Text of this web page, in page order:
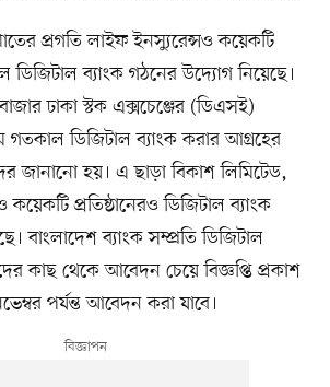
প্রগতি লাইফ ইনস্যুরেন্সও কয়েকটি
ডিজিটাল ব্যাংক গঠনের উদ্যোগ নিয়েছে।
ঢাকা স্টক এক্সচেঞ্জের (ডিএসই)
গতকাল ডিজিটাল ব্যাংক করার আগ্রহের
জানানো হয়। এ ছাড়া বিকাশ লিমিটেড,
প্রতিষ্ঠানেরও ডিজিটাল ব্যাংক
বাংলাদেশ ব্যাংক সম্প্রতি ডিজিটাল
কাছ থেকে আবেদন চেয়ে বিজ্ঞপ্তি প্রকাশ
পর্যন্ত আবেদন করা যাবে।